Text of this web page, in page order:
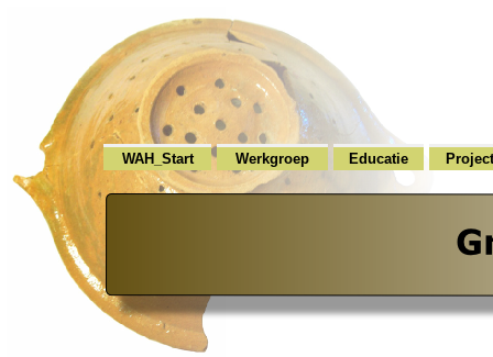
WAH_Start Werkgroep Educatie